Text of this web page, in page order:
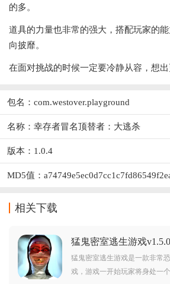
的多。
道具的力量也非常的强大，搭配玩家的
向披靡。
在面对挑战的时候一定要冷静从容，想出
包名：com.westover.playground
名称：幸存者冒名顶替者：大逃杀
版本：1.0.4
MD5值：
相关下载
猛鬼密室逃生游戏
猛鬼密室逃生游戏是一款非常
戏，游戏一开始玩家将身处一